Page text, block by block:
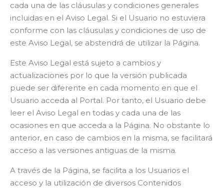
cada una de las cláusulas y condiciones generales
incluidas en el Aviso Legal. Si el Usuario no estuviera
conforme con las cláusulas y condiciones de uso de
este Aviso Legal, se abstendrá de utilizar la Página.
Este Aviso Legal está sujeto a cambios y
actualizaciones por lo que la versión publicada
puede ser diferente en cada momento en que el
Usuario acceda al Portal. Por tanto, el Usuario debe
leer el Aviso Legal en todas y cada una de las
ocasiones en que acceda a la Página. No obstante lo
anterior, en caso de cambios en la misma, se facilitará
acceso a las versiones antiguas de la misma.
A través de la Página, se facilita a los Usuarios el
acceso y la utilización de diversos Contenidos